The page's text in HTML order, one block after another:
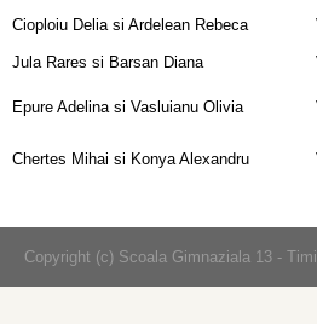
Cioploiu Delia si Ardelean Rebeca
Jula Rares si Barsan Diana
Epure Adelina si Vasluianu Olivia
Chertes Mihai si Konya Alexandru
Copyright (c) Scoala Gimnaziala 13 -